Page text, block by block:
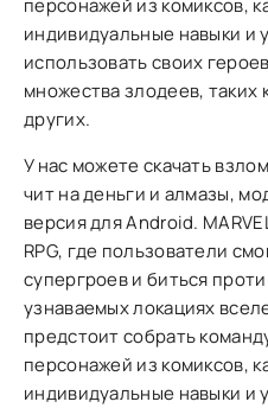
персонажей из комиксов,
индивидуальные навыки и
использовать своих
множества злодеев, таких
других.
У нас можете скачать
чит на деньги и алмазы,
версия для Android.
RPG, где пользователи
супергроев и биться
узнаваемых локациях
предстоит собрать
персонажей из комиксов,
индивидуальные навыки и